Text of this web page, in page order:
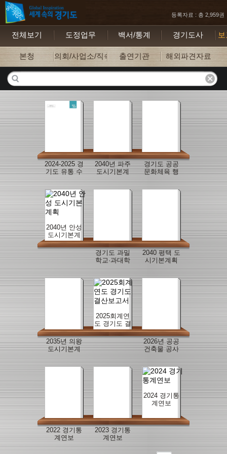
등록자료 : 총 2,959권
전체보기 도정업무 백서/통계 경기도사
본청 의회/사업소/직속기관출연기관 해외파견자료
2024-2025 경
기도 유통 수
서
2040년 파주
도시기본계
경기도 공공
문화체육 행
2040년 안성
도시기본계
획
경기도 과밀
학교·과대학
육지원 방안
연구
2040 평택 도
시기본계획
2035년 의왕
도시기본계
2025회계연
도 경기도 결
산보고서
2026년 공공
건축물 공사
2022 경기통
계연보
2023 경기통
계연보
2024 경기통
계연보